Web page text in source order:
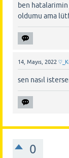
ben
oldumu ama
14, Mayıs, 2022
sen nasıl
0